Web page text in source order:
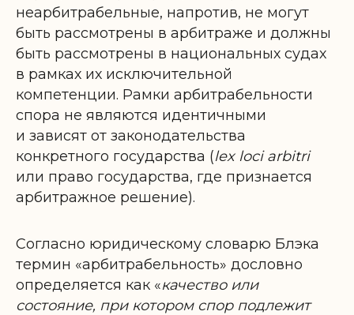
неарбитрабельные, напротив, не могут
быть рассмотрены в арбитраже и должны
быть рассмотрены в национальных судах
в рамках их исключительной
компетенции. Рамки арбитрабельности
спора не являются идентичными
и зависят от законодательства
конкретного государства (lex loci arbitri
или право государства, где признается
арбитражное решение).
Согласно юридическому словарю Блэка
термин «арбитрабельность» дословно
определяется как «качество или
состояние, при котором спор подлежит